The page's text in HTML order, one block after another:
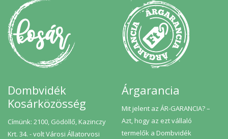
Dombvidék
Kosárközösség
Címünk: 2100, Gödöllő, Kazinczy
Krt. 34. - volt Városi Állatorvosi
Árgarancia
Mit jelent az ÁR-GARANCIA? –
Azt, hogy az ezt vállaló
termelők a Dombvidék